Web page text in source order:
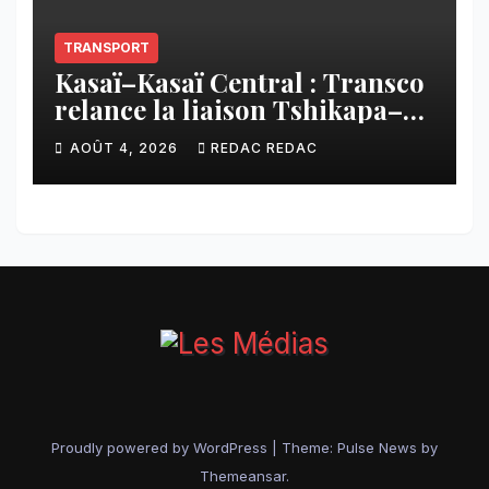
TRANSPORT
Kasaï–Kasaï Central : Transco
relance la liaison Tshikapa–
Tshiamu pour faciliter les
échanges
AOÛT 4, 2026 REDAC REDAC
Proudly powered by WordPress Theme: Pulse News by
Themeansar.